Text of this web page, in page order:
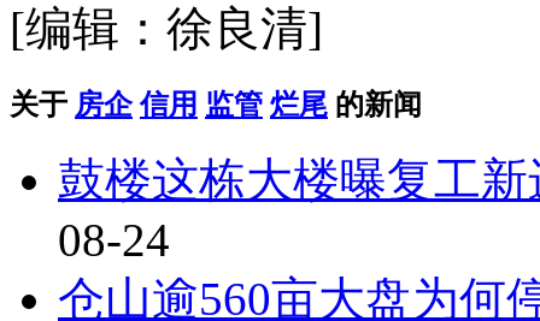
[编辑：徐良清]
关于 房企 信用 监管 烂尾 的新闻
鼓楼这栋大楼曝复工
08-24
仓山逾560亩大盘为何